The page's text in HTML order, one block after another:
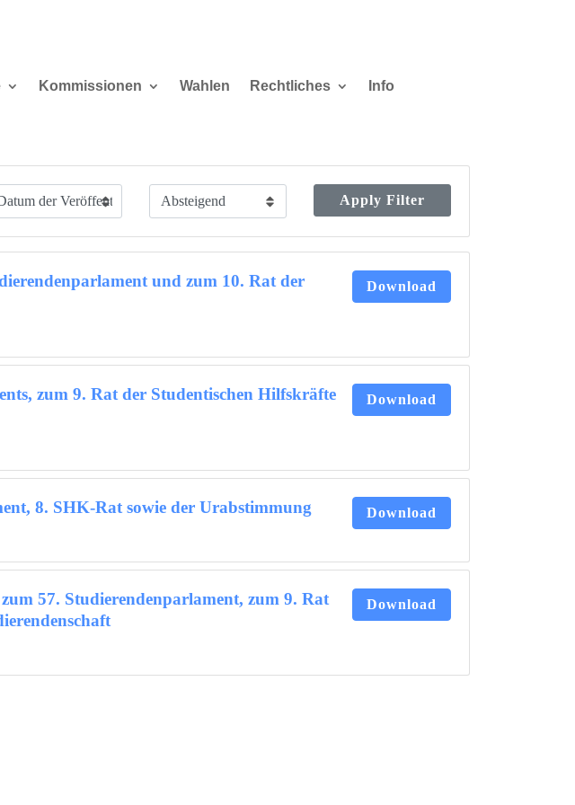
Kommissionen Wahlen Rechtliches
Info
Apply Filter
und zum 10. Rat der
Download
zum 9. Rat der Studentischen Hilfskräfte
Download
8. SHK-Rat sowie der Urabstimmung Download
57. Studierendenparlament, zum 9. Rat
Download